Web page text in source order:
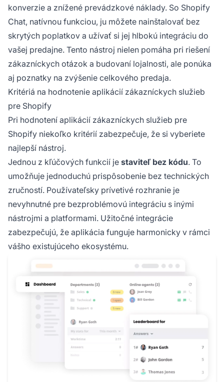
konverzie a znížené prevádzkové náklady. So Shopify
Chat, natívnou funkciou, ju môžete nainštalovať bez
skrytých poplatkov a užívať si jej hlbokú integráciu do
vašej predajne. Tento nástroj nielen pomáha pri riešení
zákazníckych otázok a budovaní lojalnosti, ale ponúka
aj poznatky na zvýšenie celkového predaja.
Kritériá na hodnotenie aplikácií zákazníckych služieb
pre Shopify
Pri hodnotení aplikácií zákazníckych služieb pre
Shopify niekoľko kritérií zabezpečuje, že si vyberiete
najlepší nástroj.
Jednou z kľúčových funkcií je staviteľ bez kódu. To
umožňuje jednoduchú prispôsobenie bez technických
zručností. Používateľsky prívetivé rozhranie je
nevyhnutné pre bezproblémovú integráciu s inými
nástrojmi a platformami. Užitočné integrácie
zabezpečujú, že aplikácia funguje harmonicky v rámci
vášho existujúceho ekosystému.